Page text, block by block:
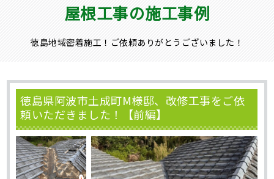
屋根工事の施工事例
徳島地域密着施工！ご依頼ありがとうございました！
徳島県阿波市土成町M様邸、改修工事をご依
頼いただきました！【前編】